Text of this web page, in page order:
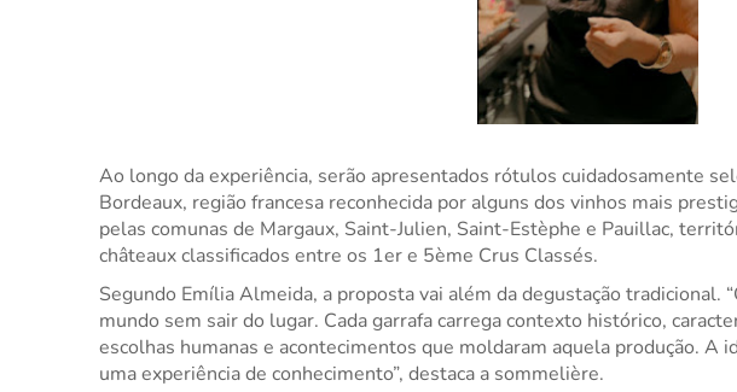
Ao longo da experiência, serão apresentados rótulos cuidadosamente
Bordeaux, região francesa reconhecida por alguns dos vinhos mais
pelas comunas de Margaux, Saint-Julien, Saint-Estèphe e Pauillac,
châteaux classificados entre os 1er e 5ème Crus Classés.
Segundo Emília Almeida, a proposta vai além da degustação tradicional.
mundo sem sair do lugar. Cada garrafa carrega contexto histórico,
escolhas humanas e acontecimentos que moldaram aquela produção. A
uma experiência de conhecimento”, destaca a sommelière.